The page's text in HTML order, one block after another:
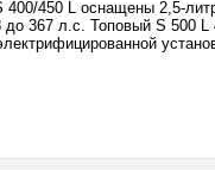
400/450 L оснащены 2,5-
367 л.с. Топовый S 500